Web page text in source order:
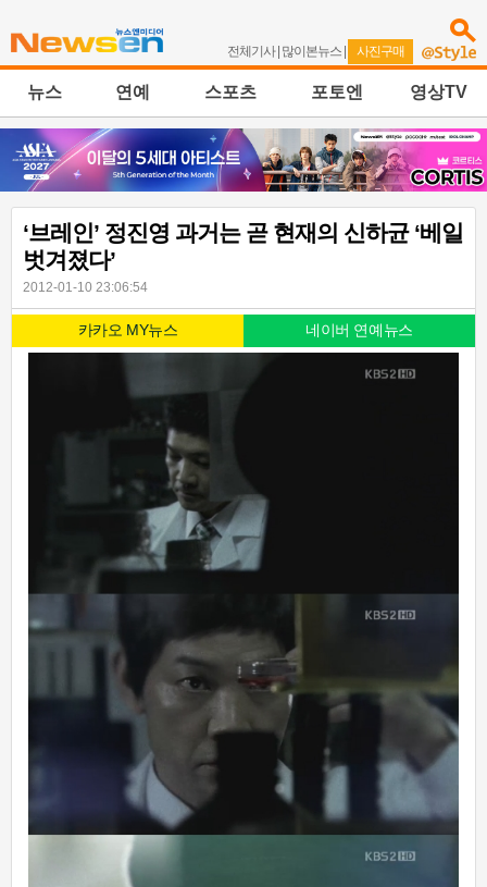
전체기사| 많이본뉴스 | 사진구매
뉴스 연예 스포츠 포토엔 영상TV
‘브레인’ 정진영 과거는 곧 현재의 신하균 ‘베일
벗겨졌다’
2012-01-10 23:06:54
카카오 MY뉴스 네이버 연예뉴스